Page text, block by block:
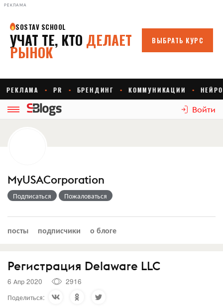
РЕКЛАМА
Войти
MyUSACorporation
Подписаться Пожаловаться
посты подписчики о блоге
Регистрация Delaware LLC
6 Апр 2020
2916
Поделиться: